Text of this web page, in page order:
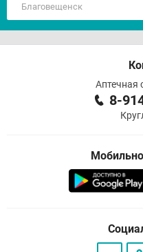
Аптечная
8-